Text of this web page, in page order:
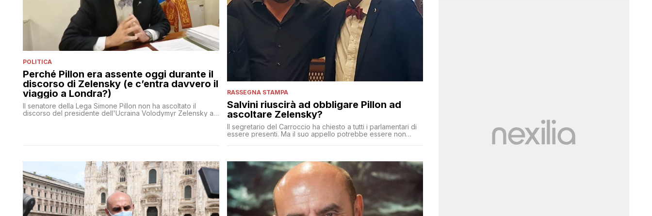
POLITICA
Perché Pillon era assente oggi durante il
discorso di Zelensky (e c’entra davvero il
viaggio a Londra?)
Il senatore della Lega Simone Pillon non ha ascoltato il
discorso del presidente dell'Ucraina Volodymyr Zelensky al
RASSEGNA STAMPA
Salvini riuscirà ad obbligare Pillon ad
ascoltare Zelensky?
Il segretario del Carroccio ha chiesto a tutti i parlamentari di
essere presenti. Ma il suo appello potrebbe essere non